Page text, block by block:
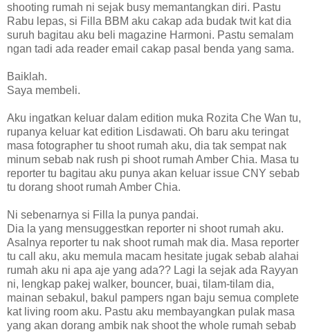
shooting rumah ni sejak busy memantangkan diri. Pastu
Rabu lepas, si Filla BBM aku cakap ada budak twit kat dia
suruh bagitau aku beli magazine Harmoni. Pastu semalam
ngan tadi ada reader email cakap pasal benda yang sama.
Baiklah.
Saya membeli.
Aku ingatkan keluar dalam edition muka Rozita Che Wan tu,
rupanya keluar kat edition Lisdawati. Oh baru aku teringat
masa fotographer tu shoot rumah aku, dia tak sempat nak
minum sebab nak rush pi shoot rumah Amber Chia. Masa tu
reporter tu bagitau aku punya akan keluar issue CNY sebab
tu dorang shoot rumah Amber Chia.
Ni sebenarnya si Filla la punya pandai.
Dia la yang mensuggestkan reporter ni shoot rumah aku.
Asalnya reporter tu nak shoot rumah mak dia. Masa reporter
tu call aku, aku memula macam hesitate jugak sebab alahai
rumah aku ni apa aje yang ada?? Lagi la sejak ada Rayyan
ni, lengkap pakej walker, bouncer, buai, tilam-tilam dia,
mainan sebakul, bakul pampers ngan baju semua complete
kat living room aku. Pastu aku membayangkan pulak masa
yang akan dorang ambik nak shoot the whole rumah sebab